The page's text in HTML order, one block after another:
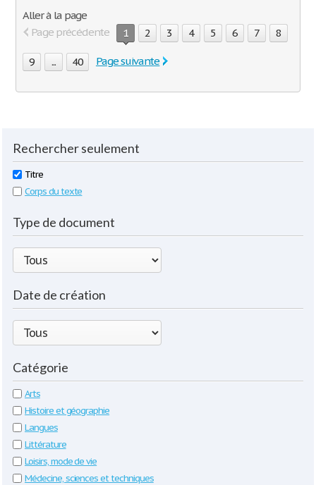
Aller à la page
Page précédente
1 2 3 4 5 6 7 8
9 ... 40 Page suivante
Rechercher seulement
Titre
Corps du texte
Type de document
Date de création
Catégorie
Arts
Histoire et géographie
Langues
Littérature
Loisirs, mode de vie
Médecine, sciences et techniques